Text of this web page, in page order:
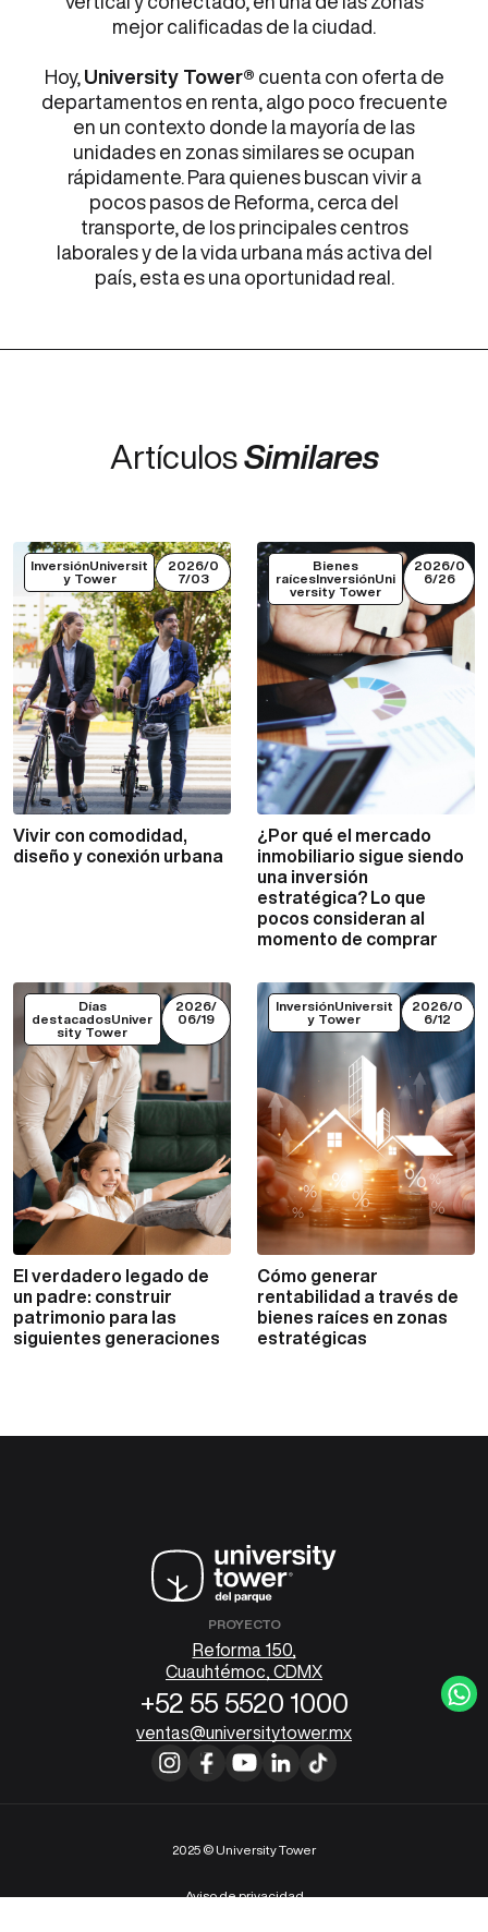
mejor calificadas de la ciudad.
Hoy, University Tower® cuenta con oferta de
departamentos en renta, algo poco frecuente
en un contexto donde la mayoría de las
unidades en zonas similares se ocupan
rápidamente. Para quienes buscan vivir a
pocos pasos de Reforma, cerca del
transporte, de los principales centros
laborales y de la vida urbana más activa del
país, esta es una oportunidad real.
Artículos Similares
InversiónUniversit
y Tower
2026/0
7/03
VER MÁS
Vivir con comodidad,
diseño y conexión urbana
Bienes
raícesInversiónUni
versity Tower
2026/0
6/26
VER MÁS
¿Por qué el mercado
inmobiliario sigue siendo
una inversión
estratégica? Lo que
pocos consideran al
momento de comprar
Días
destacadosUniver
sity Tower
2026/
06/19
VER MÁS
El verdadero legado de
un padre: construir
patrimonio para las
siguientes generaciones
InversiónUniversit
y Tower
2026/0
6/12
VER MÁS
Cómo generar
rentabilidad a través de
bienes raíces en zonas
estratégicas
PROYECTO
Reforma 150,
Cuauhtémoc, CDMX
+52 55 5520 1000
ventas@universitytower.mx
Aviso de privacidad
2025 © University Tower